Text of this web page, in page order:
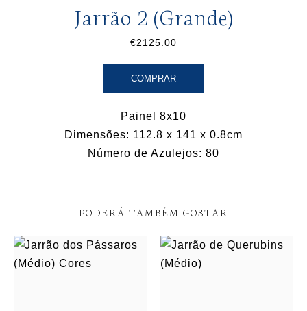
Jarrão 2 (Grande)
€2125.00
COMPRAR
Painel 8x10
Dimensões: 112.8 x 141 x 0.8cm
Número de Azulejos: 80
PODERÁ TAMBÉM GOSTAR